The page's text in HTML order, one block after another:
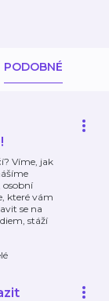
PODOBNÉ
Víme, jak
které vám
se na
stáží